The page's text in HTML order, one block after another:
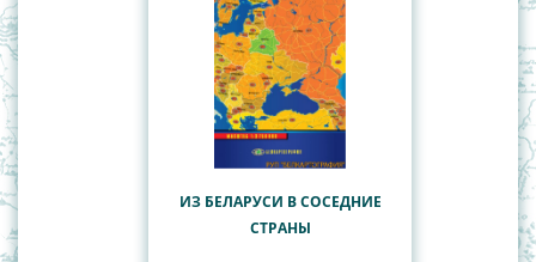
ИЗ БЕЛАРУСИ В СОСЕДНИЕ
СТРАНЫ